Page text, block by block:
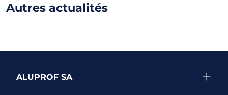
Autres actualités
ALUPROF SA